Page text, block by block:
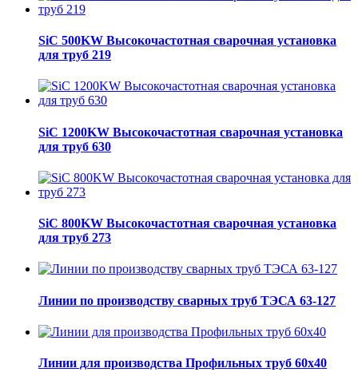
SiC 500KW Высокочастотная сварочная установка
для труб 219
SiC 1200KW Высокочастотная сварочная установка
для труб 630
SiC 800KW Высокочастотная сварочная установка
для труб 273
Линии по производству сварных труб ТЭСА 63-127
Линии для производства Профильных труб 60х40